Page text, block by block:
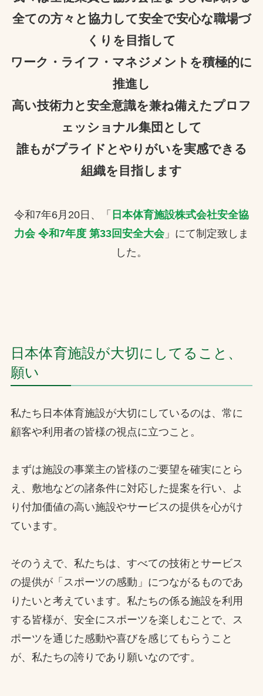
全ての方々と協力して安全で安心な職場づ
くりを目指して
ワーク・ライフ・マネジメントを積極的に
推進し
高い技術力と安全意識を兼ね備えたプロフ
ェッショナル集団として
誰もがプライドとやりがいを実感できる
組織を目指します
令和7年6月20日、「 日本体育施設株式会社安全協
力会 令和7年度 第33回安全大会」にて制定致しま
した。
日本体育施設が大切にしてること、
願い
私たち日本体育施設が大切にしているのは、常に
顧客や利用者の皆様の視点に立つこと。
まずは施設の事業主の皆様のご要望を確実にとら
え、敷地などの諸条件に対応した提案を行い、よ
り付加価値の高い施設やサービスの提供を心がけ
ています。
そのうえで、私たちは、すべての技術とサービス
の提供が「スポーツの感動」につながるものであ
りたいと考えています。私たちの係る施設を利用
する皆様が、安全にスポーツを楽しむことで、ス
ポーツを通じた感動や喜びを感じてもらうこと
が、私たちの誇りであり願いなのです。